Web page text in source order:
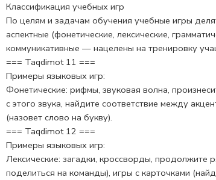
Классификация учебных игр
По целям и задачам обучения учебные игры
аспектные (фонетические, лексические,
коммуникативные — нацелены на тренировку
=== Taqdimot 11 ===
Примеры языковых игр:
Фонетические: рифмы, звуковая волна,
с это­го звука, найдите соответ­ствие между
(назовет слово на букву).
=== Taqdimot 12 ===
Примеры языковых игр:
Лексические: загадки, кроссворды, продолжите
поделиться на команды), игры с карточками